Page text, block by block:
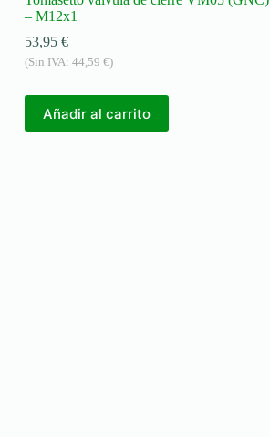
– M12x1
53,95 €
(Sin IVA: 44,59 €)
Añadir al carrito